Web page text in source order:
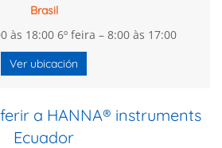
Brasil
às 18:00 6º feira – 8:00 às 17:00
Ver ubicación
a HANNA® instruments
Ecuador